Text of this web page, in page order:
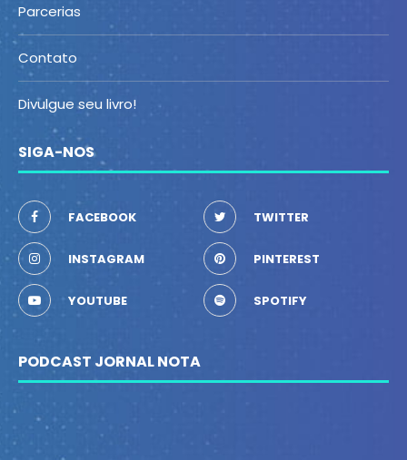
Parcerias
Contato
Divulgue seu livro!
SIGA-NOS
FACEBOOK TWITTER
INSTAGRAM PINTEREST
YOUTUBE SPOTIFY
PODCAST JORNAL NOTA